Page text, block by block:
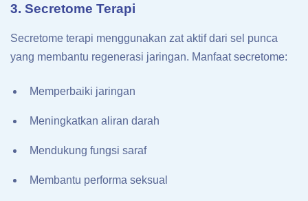
3. Secretome Terapi
Secretome terapi menggunakan zat aktif dari sel punca
yang membantu regenerasi jaringan. Manfaat secretome:
Memperbaiki jaringan
Meningkatkan aliran darah
Mendukung fungsi saraf
Membantu performa seksual